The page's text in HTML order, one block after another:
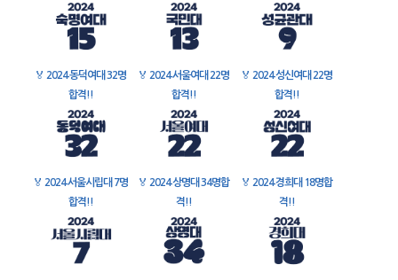
🏅 2024 동덕여대 32명
합격!!
🏅 2024 서울여대 22명
합격!!
🏅 2024 성신여대 22명
합격!!
🏅 2024 서울시립대 7명
합격!!
🏅 2024 상명대 34명합
격!!
🏅 2024 경희대 18명합
격!!